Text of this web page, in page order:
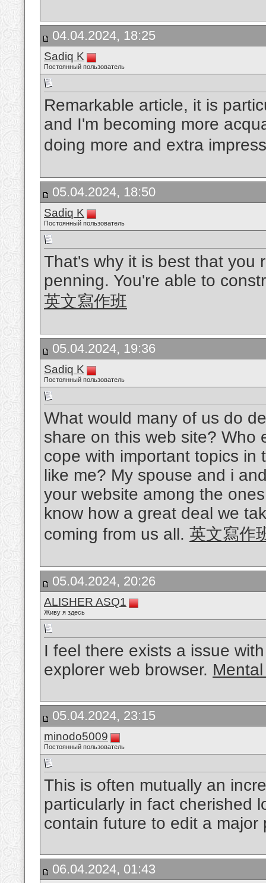
04.04.2024, 18:25
Sadiq K
Постоянный пользователь
Remarkable article, it is
and I'm becoming more
doing more and extra
05.04.2024, 18:50
Sadiq K
Постоянный пользователь
That's why it is best that you
penning. You're able to
英文寫作班
05.04.2024, 19:36
Sadiq K
Постоянный пользователь
What would many of us do
share on this web site? Who
cope with important topics in
like me? My spouse and i
your website among the
know how a great deal we
coming from us all. 英文寫作
05.04.2024, 20:26
ALISHER ASQ1
Живу я здесь
I feel there exists a issue
explorer web browser.
05.04.2024, 23:15
minodo5009
Постоянный пользователь
This is often mutually an
particularly in fact cherished
contain future to edit a
06.04.2024, 01:43